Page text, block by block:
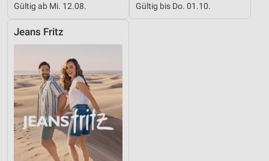
Gültig ab Mi. 12.08. Gültig bis Do. 01.10.
Jeans Fritz